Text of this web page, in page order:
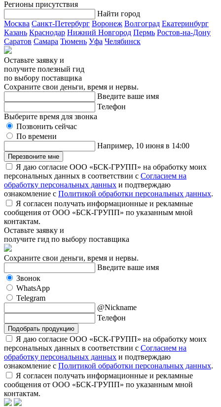
Регионы присутствия
Найти город
Москва Санкт-Петербург Воронеж Волгоград Екатеринбург
Казань Краснодар Нижний Новгород Пермь Ростов-на-Дону
Саратов Самара Тюмень Уфа Челябинск
Оставьте заявку и
получите полезный гид
по выбору поставщика
Сохраните свои деньги, время и нервы.
Введите ваше имя
Телефон
Выберите время для звонка
Позвонить сейчас
По времени
Например, 10 июня в 14:00
Перезвоните мне
Я даю согласие ООО «БСК-ГРУПП» на обработку моих
персональных данных в соответствии с Согласием на
обработку персональных данных и подтверждаю
ознакомление с Политикой обработки персональных данных.
Я согласен получать информационные и рекламные
сообщения от ООО «БСК-ГРУПП» по указанным мной
контактам.
Оставьте заявку и
получите гид по выбору поставщика
Сохраните свои деньги, время и нервы.
Введите ваше имя
Звонок
WhatsApp
Telegram
@Nickname
Телефон
Подобрать продукцию
Я даю согласие ООО «БСК-ГРУПП» на обработку моих
персональных данных в соответствии с Согласием на
обработку персональных данных и подтверждаю
ознакомление с Политикой обработки персональных данных.
Я согласен получать информационные и рекламные
сообщения от ООО «БСК-ГРУПП» по указанным мной
контактам.